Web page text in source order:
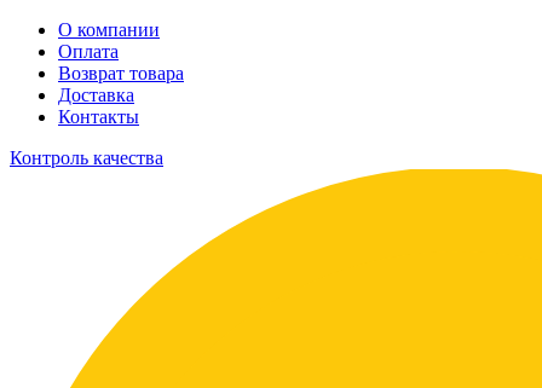
О компании
Оплата
Возврат товара
Доставка
Контакты
Контроль качества